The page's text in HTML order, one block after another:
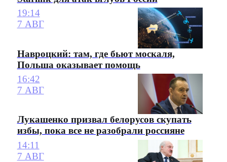
19:14
7 АВГ
Навроцкий: там, где бьют москаля,
Польша оказывает помощь
16:42
7 АВГ
Лукашенко призвал белорусов скупать
избы, пока все не разобрали россияне
14:11
7 АВГ